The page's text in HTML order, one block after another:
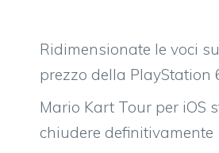
Ridimensionate le voci
prezzo della PlayStation
Mario Kart Tour per iOS
chiudere definitivamente